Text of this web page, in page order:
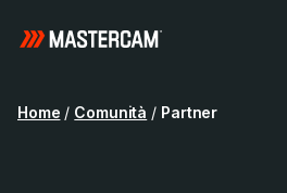
Home / Comunità / Partner